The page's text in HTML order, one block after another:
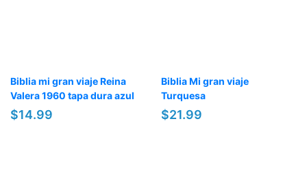
Biblia mi gran viaje Reina
Valera 1960 tapa dura azul
$14.99
Biblia Mi gran viaje
Turquesa
$21.99